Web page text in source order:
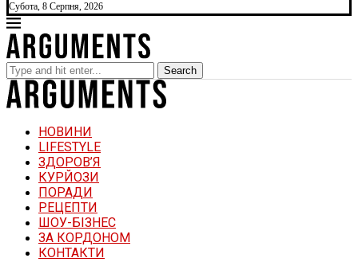
Субота, 8 Серпня, 2026
Search
НОВИНИ
LIFESTYLE
ЗДОРОВ’Я
КУРЙОЗИ
ПОРАДИ
РЕЦЕПТИ
ШОУ-БІЗНЕС
ЗА КОРДОНОМ
КОНТАКТИ